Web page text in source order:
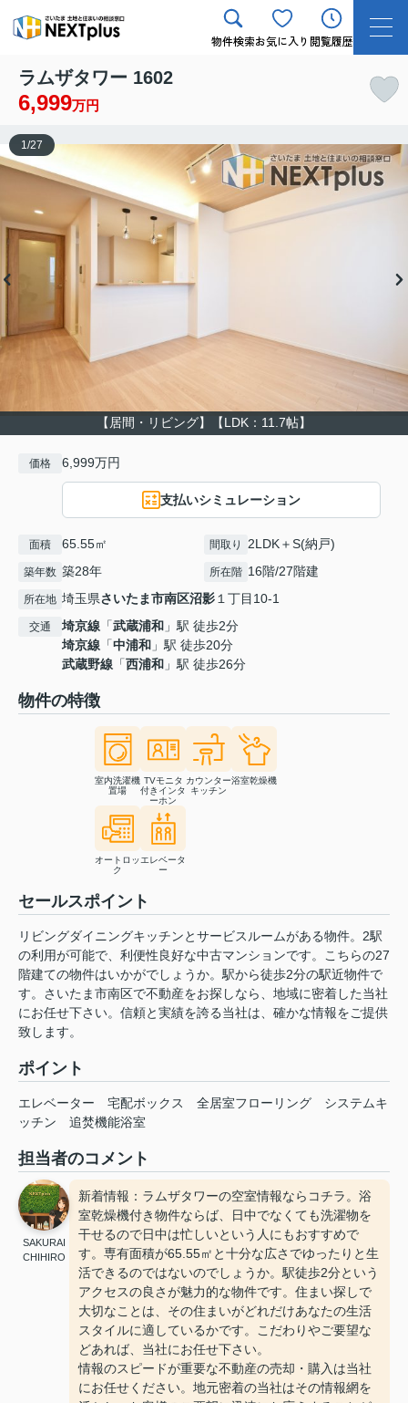
物件検索お気に入り 閲覧履歴
ラムザタワー 1602
6,999万円
【居間・リビング】【LDK：11.7帖】
1 /27
価格 6,999万円
支払いシミュレーション
面積 65.55㎡ 間取り 2LDK＋S(納戸)
築年数 築28年 所在階 16階/27階建
所在地 埼玉県さいたま市南区沼影 １丁目10-1
交通 埼京線 「武蔵浦和 」駅 徒歩2分
埼京線 「中浦和 」駅 徒歩20分
武蔵野線 「西浦和 」駅 徒歩26分
物件の特徴
室内洗濯機
置場
TVモニタ
付きインタ
ーホン
カウンター
キッチン
浴室乾燥機
オートロッ
ク
エレベータ
ー
セールスポイント
リビングダイニングキッチンとサービスルームがある物件。2駅
の利用が可能で、利便性良好な中古マンションです。こちらの27
階建ての物件はいかがでしょうか。駅から徒歩2分の駅近物件で
す。さいたま市南区で不動産をお探しなら、地域に密着した当社
にお任せ下さい。信頼と実績を誇る当社は、確かな情報をご提供
致します。
ポイント
エレベーター 宅配ボックス 全居室フローリング
システムキ
ッチン
追焚機能浴室
担当者のコメント
SAKURAI
CHIHIRO
新着情報：ラムザタワーの空室情報ならコチラ。浴
室乾燥機付き物件ならば、日中でなくても洗濯物を
干せるので日中は忙しいという人にもおすすめで
す。専有面積が65.55㎡と十分な広さでゆったりと生
活できるのではないのでしょうか。駅徒歩2分という
アクセスの良さが魅力的な物件です。住まい探しで
大切なことは、その住まいがどれだけあなたの生活
スタイルに適しているかです。こだわりやご要望な
どあれば、当社にお任せ下さい。
情報のスピードが重要な不動産の売却・購入は当社
にお任せください。地元密着の当社はその情報網を